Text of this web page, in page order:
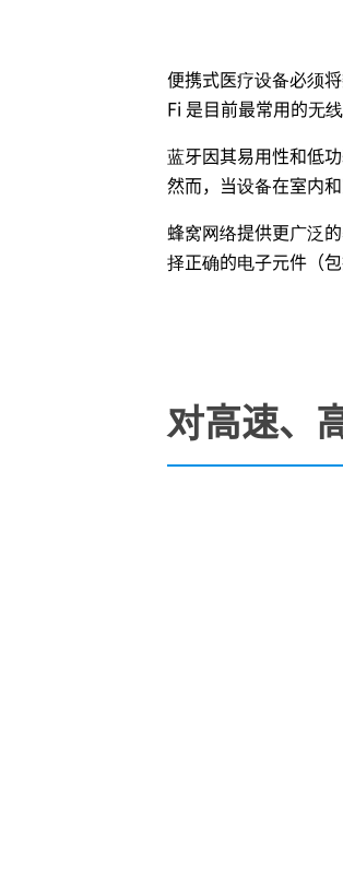
便携式医疗设备必须
Fi 是目前最常用的无
蓝牙因其易用性和低
然而，当设备在室内
蜂窝网络提供更广泛
择正确的电子元件（
对高速、